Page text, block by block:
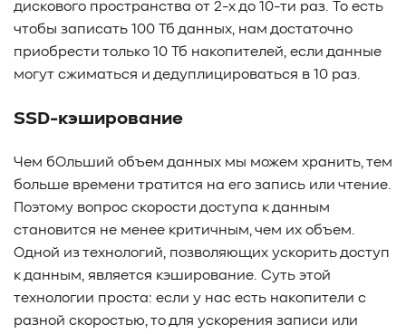
дискового пространства от 2-х до 10-ти раз. То есть
чтобы записать 100 Тб данных, нам достаточно
приобрести только 10 Тб накопителей, если данные
могут сжиматься и дедуплицироваться в 10 раз.
SSD-кэширование
Чем бОльший объем данных мы можем хранить, тем
больше времени тратится на его запись или чтение.
Поэтому вопрос скорости доступа к данным
становится не менее критичным, чем их объем.
Одной из технологий, позволяющих ускорить доступ
к данным, является кэширование. Суть этой
технологии проста: если у нас есть накопители с
разной скоростью, то для ускорения записи или